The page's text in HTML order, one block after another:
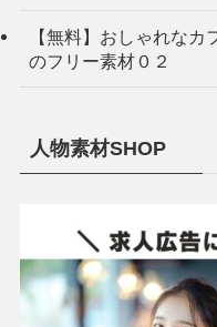
【無料】おしゃれな
のフリー素材０２
人物素材SHOP